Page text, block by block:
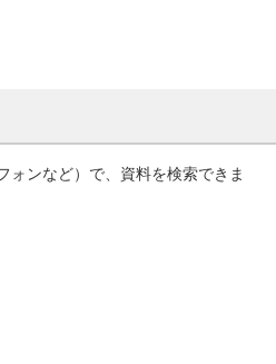
ォンなど）で、資料を検索できま